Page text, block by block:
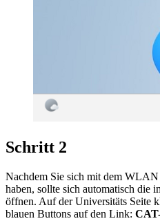
Schritt 2
Nachdem Sie sich mit dem
haben, sollte sich automatisch die
öffnen. Auf der Universitäts Seite
blauen Buttons auf den Link: